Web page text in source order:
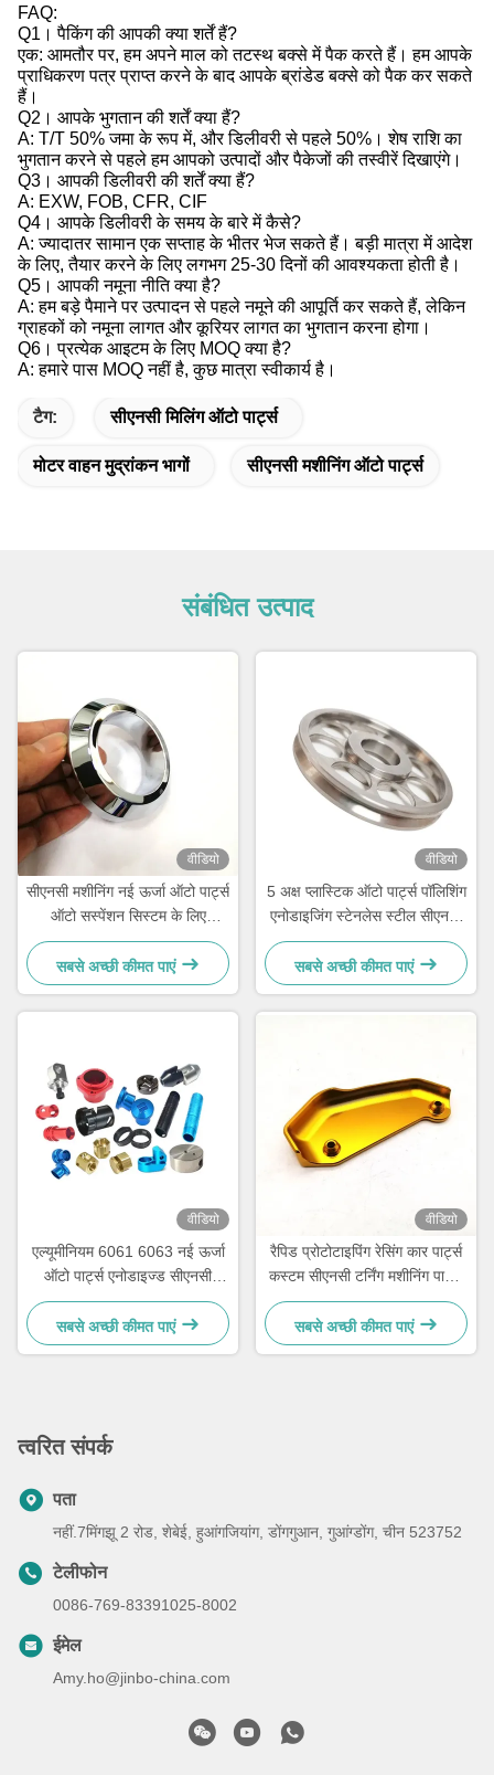
FAQ:
Q1। पैकिंग की आपकी क्या शर्तें हैं?
एक: आमतौर पर, हम अपने माल को तटस्थ बक्से में पैक करते हैं। हम आपके
प्राधिकरण पत्र प्राप्त करने के बाद आपके ब्रांडेड बक्से को पैक कर सकते
हैं।
Q2। आपके भुगतान की शर्तें क्या हैं?
A: T/T 50% जमा के रूप में, और डिलीवरी से पहले 50%। शेष राशि का
भुगतान करने से पहले हम आपको उत्पादों और पैकेजों की तस्वीरें दिखाएंगे।
Q3। आपकी डिलीवरी की शर्तें क्या हैं?
A: EXW, FOB, CFR, CIF
Q4। आपके डिलीवरी के समय के बारे में कैसे?
A: ज्यादातर सामान एक सप्ताह के भीतर भेज सकते हैं। बड़ी मात्रा में आदेश
के लिए, तैयार करने के लिए लगभग 25-30 दिनों की आवश्यकता होती है।
Q5। आपकी नमूना नीति क्या है?
A: हम बड़े पैमाने पर उत्पादन से पहले नमूने की आपूर्ति कर सकते हैं, लेकिन
ग्राहकों को नमूना लागत और कूरियर लागत का भुगतान करना होगा।
Q6। प्रत्येक आइटम के लिए MOQ क्या है?
A: हमारे पास MOQ नहीं है, कुछ मात्रा स्वीकार्य है।
टैग: सीएनसी मिलिंग ऑटो पार्ट्स
मोटर वाहन मुद्रांकन भागों सीएनसी मशीनिंग ऑटो पार्ट्स
संबंधित उत्पाद
वीडियो
सीएनसी मशीनिंग नई ऊर्जा ऑटो पार्ट्स
ऑटो सस्पेंशन सिस्टम के लिए
पॉलिशिंग
सबसे अच्छी कीमत पाएं
वीडियो
5 अक्ष प्लास्टिक ऑटो पार्ट्स पॉलिशिंग
एनोडाइजिंग स्टेनलेस स्टील सीएनसी
धातु मशीनिंग पार्ट्स
सबसे अच्छी कीमत पाएं
वीडियो
एल्यूमीनियम 6061 6063 नई ऊर्जा
ऑटो पार्ट्स एनोडाइज्ड सीएनसी
मशीनिंग ऑटो पार्ट्स
सबसे अच्छी कीमत पाएं
वीडियो
रैपिड प्रोटोटाइपिंग रेसिंग कार पार्ट्स
कस्टम सीएनसी टर्निंग मशीनिंग पार्ट्स
आईएसओ 9001
सबसे अच्छी कीमत पाएं
त्वरित संपर्क
पता
नहीं.7मिंगझू 2 रोड, शेबेई, हुआंगजियांग, डोंगगुआन, गुआंग्डोंग, चीन 523752
टेलीफोन
0086-769-83391025-8002
ईमेल
Amy.ho@jinbo-china.com